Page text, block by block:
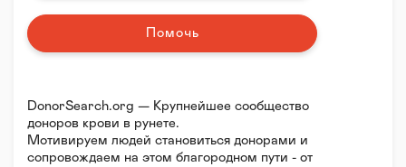
DonorSearch.org — Крупнейшее сообщество
доноров крови в рунете.
Мотивируем людей становиться донорами и
сопровождаем на этом благородном пути - от
Помочь